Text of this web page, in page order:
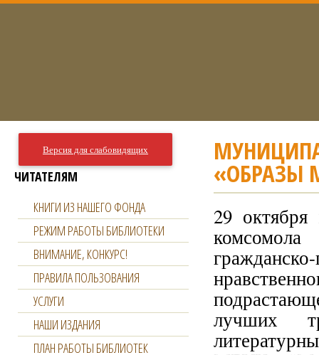
«ОБРАЗЫ
29 октября
лучших
Версия для слабовидящих
ЧИТАТЕЛЯМ
КНИГИ ИЗ НАШЕГО ФОНДА
РЕЖИМ РАБОТЫ БИБЛИОТЕКИ
ВНИМАНИЕ, КОНКУРС!
ПРАВИЛА ПОЛЬЗОВАНИЯ
УСЛУГИ
НАШИ ИЗДАНИЯ
ПЛАН РАБОТЫ БИБЛИОТЕК